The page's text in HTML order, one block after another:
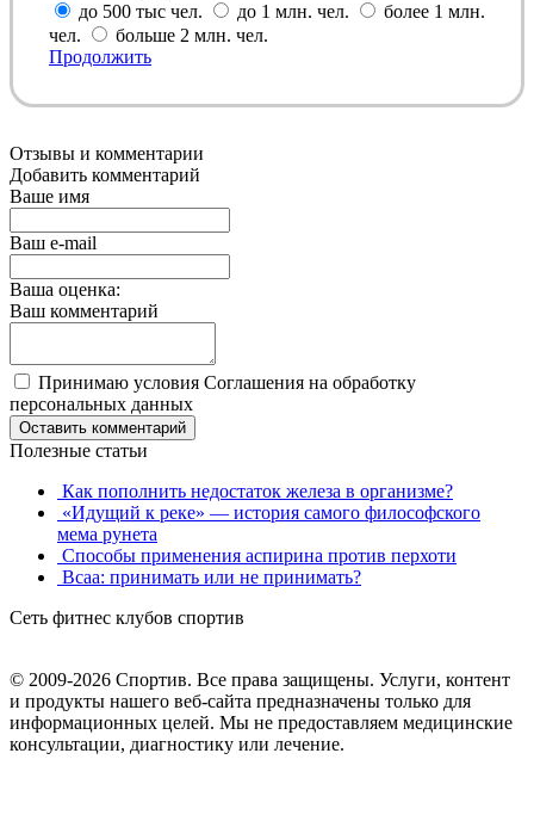
до 500 тыс чел.
до 1 млн. чел.
более 1 млн.
чел.
больше 2 млн. чел.
Продолжить
Отзывы и комментарии
Добавить комментарий
Ваше имя
Ваш e-mail
Ваша оценка:
Ваш комментарий
Принимаю условия Соглашения на обработку
персональных данных
Оставить комментарий
Полезные статьи
Как пополнить недостаток железа в организме?
«Идущий к реке» — история самого философского
мема рунета
Способы применения аспирина против перхоти
Bcaa: принимать или не принимать?
Сеть фитнес клубов спортив
© 2009-2026 Спортив. Все права защищены. Услуги, контент
и продукты нашего веб-сайта предназначены только для
информационных целей. Мы не предоставляем медицинские
консультации, диагностику или лечение.